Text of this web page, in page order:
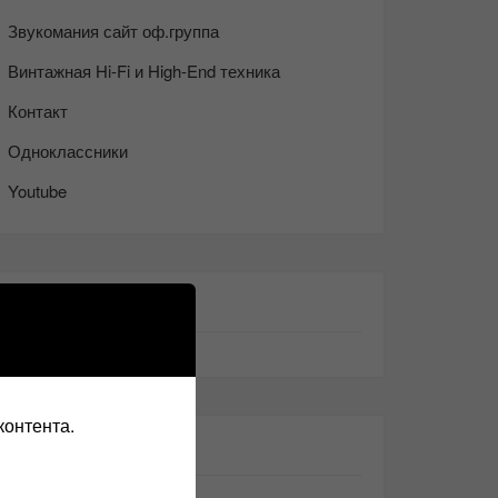
Звукомания сайт оф.группа
Винтажная Hi-Fi и High-End техника
Контакт
Одноклассники
Youtube